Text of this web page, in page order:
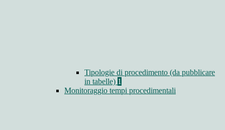
Tipologie di procedimento (da pubblicare
in tabelle) 1
Monitoraggio tempi procedimentali